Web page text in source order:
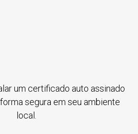
um certificado auto assinado
segura em seu ambiente
local.